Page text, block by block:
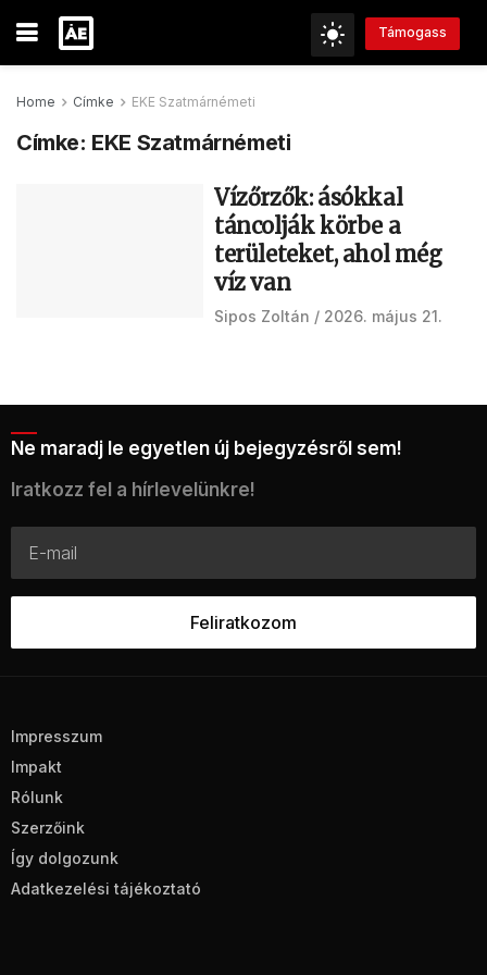
Támogass
Home Címke EKE Szatmárnémeti
Címke: EKE Szatmárnémeti
Vízőrzők: ásókkal
táncolják körbe a
területeket, ahol még
víz van
Sipos Zoltán 2026. május 21.
Ne maradj le egyetlen új bejegyzésről sem!
Iratkozz fel a hírlevelünkre!
Impresszum
Impakt
Rólunk
Szerzőink
Így dolgozunk
Adatkezelési tájékoztató